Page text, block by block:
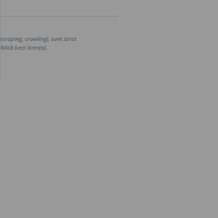
crawling), sunt strict
(vezi licența).